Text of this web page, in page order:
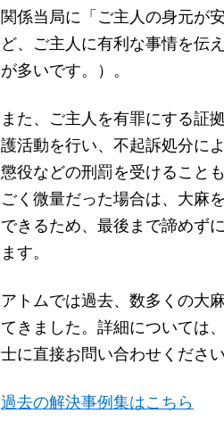
関係当局に「ご主人の身元が
ど、ご主人に有利な事情を伝
が多いです。）。
また、ご主人を有罪にする証
護活動を行い、不起訴処分に
懲役などの刑罰を受けること
ごく微量だった場合は、大麻
できるため、最後まで諦めず
ます。
アトムでは過去、数多くの大
てきました。詳細については
士に直接お問い合わせください
過去の解決事例集はこちら